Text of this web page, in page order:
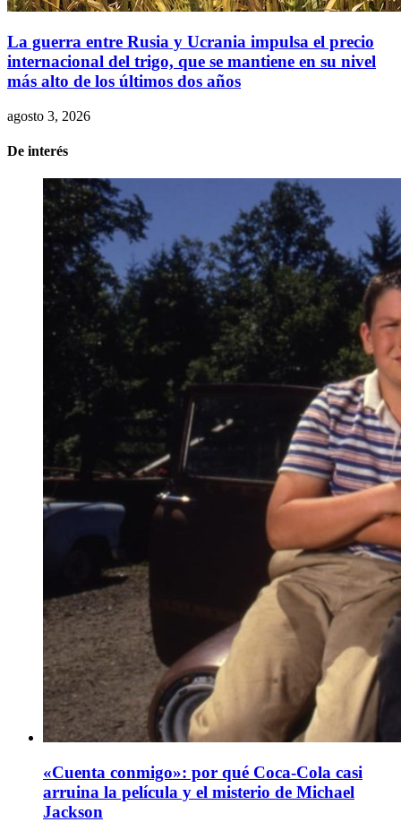
La guerra entre Rusia y Ucrania impulsa el precio
internacional del trigo, que se mantiene en su nivel
más alto de los últimos dos años
agosto 3, 2026
De interés
«Cuenta conmigo»: por qué Coca-Cola casi
arruina la película y el misterio de Michael
Jackson